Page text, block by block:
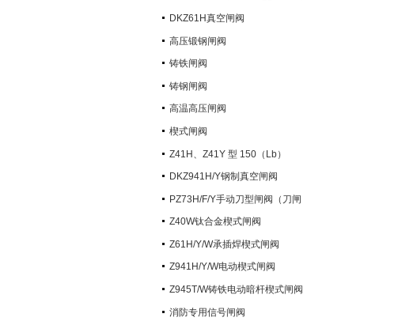
PN63 钢制楔式闸阀
DKZ61H真空闸阀
高压锻钢闸阀
铸铁闸阀
铸钢闸阀
高温高压闸阀
楔式闸阀
Z41H、Z41Y 型 150（Lb）
~600（Lb） 钢制楔式闸阀
DKZ941H/Y钢制真空闸阀
PZ73H/F/Y手动刀型闸阀（刀闸
阀）Z40W钛合金楔式闸阀
Z61H/Y/W承插焊楔式闸阀
Z941H/Y/W电动楔式闸阀
Z945T/W铸铁电动暗杆楔式闸阀
消防专用信号闸阀